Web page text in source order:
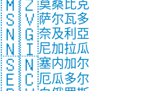
🇸🇻萨尔瓦多
🇳🇬奈及利亞
🇳🇮尼加拉瓜
🇸🇳塞内加尔
🇪🇨厄瓜多尔